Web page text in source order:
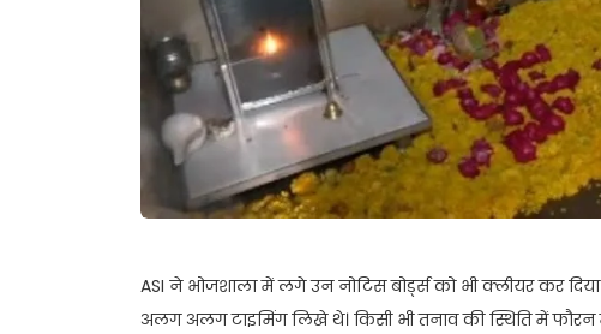
ASI ने भोजशाला में लगे उन नोटिस बोर्ड्स को भी क्लीयर कर
अलग अलग टाइमिंग लिखे थे। किसी भी तनाव की स्थिति में